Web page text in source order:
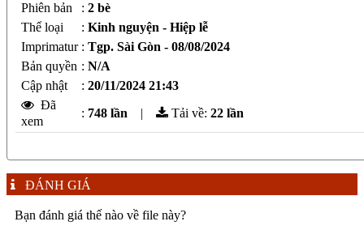
Phiên bản
: 2 bè
Thể loại
: Kinh nguyện - Hiệp lễ
Imprimatur : Tgp. Sài Gòn - 08/08/2024
Bản quyền : N/A
Cập nhật
: 20/11/2024 21:43
Đã
xem
: 748 lần Tải về: 22 lần
ĐÁNH GIÁ
Bạn đánh giá thế nào về file này?